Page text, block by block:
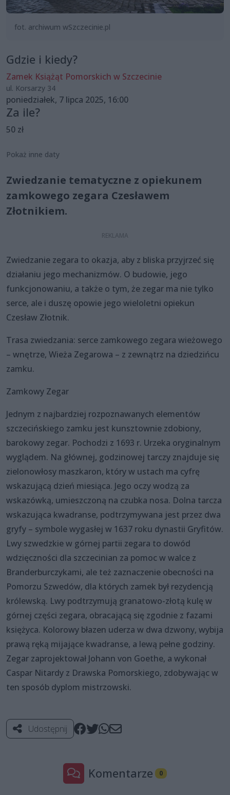
fot. archiwum wSzczecinie.pl
Gdzie i kiedy?
Zamek Książąt Pomorskich w Szczecinie
ul. Korsarzy 34
poniedziałek, 7 lipca 2025, 16:00
Za ile?
50 zł
Pokaż inne daty
Zwiedzanie tematyczne z opiekunem
zamkowego zegara Czesławem
Złotnikiem.
Zwiedzanie zegara to okazja, aby z bliska przyjrzeć się
działaniu jego mechanizmów. O budowie, jego
funkcjonowaniu, a także o tym, że zegar ma nie tylko
serce, ale i duszę opowie jego wieloletni opiekun
Czesław Złotnik.
Trasa zwiedzania: serce zamkowego zegara wieżowego
– wnętrze, Wieża Zegarowa – z zewnątrz na dziedzińcu
zamku.
Zamkowy Zegar
Jednym z najbardziej rozpoznawanych elementów
szczecińskiego zamku jest kunsztownie zdobiony,
barokowy zegar. Pochodzi z 1693 r. Urzeka oryginalnym
wyglądem. Na głównej, godzinowej tarczy znajduje się
zielonowłosy maszkaron, który w ustach ma cyfrę
wskazującą dzień miesiąca. Jego oczy wodzą za
wskazówką, umieszczoną na czubka nosa. Dolna tarcza
wskazująca kwadranse, podtrzymywana jest przez dwa
gryfy – symbole wygasłej w 1637 roku dynastii Gryfitów.
Lwy szwedzkie w górnej partii zegara to dowód
wdzięczności dla szczecinian za pomoc w walce z
Branderburczykami, ale też zaznaczenie obecności na
Pomorzu Szwedów, dla których zamek był rezydencją
królewską. Lwy podtrzymują granatowo-złotą kulę w
górnej części zegara, obracającą się zgodnie z fazami
księżyca. Kolorowy błazen uderza w dwa dzwony, wybija
prawą ręką mijające kwadranse, a lewą pełne godziny.
Zegar zaprojektował Johann von Goethe, a wykonał
Caspar Nitardy z Drawska Pomorskiego, zdobywając w
ten sposób dyplom mistrzowski.
Udostępnij
Komentarze 0